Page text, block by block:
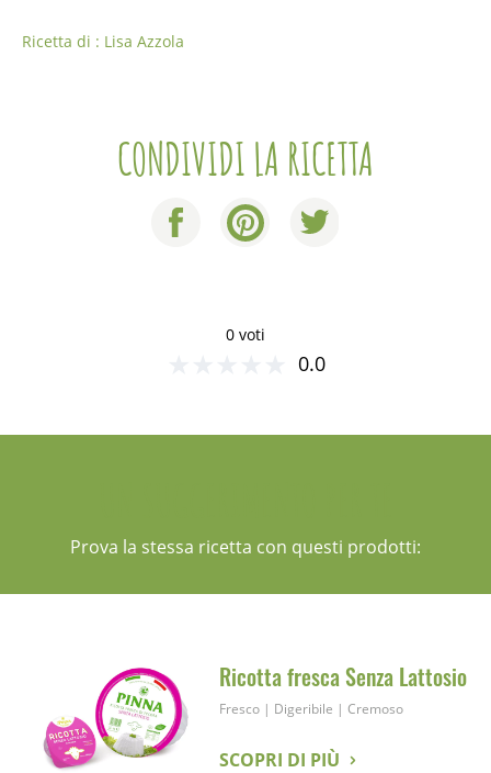
Ricetta di : Lisa Azzola
CONDIVIDI LA RICETTA
0 voti
0.0
Prova la stessa ricetta con questi prodotti:
Ricotta fresca Senza Lattosio
Fresco | Digeribile | Cremoso
SCOPRI DI PIÙ